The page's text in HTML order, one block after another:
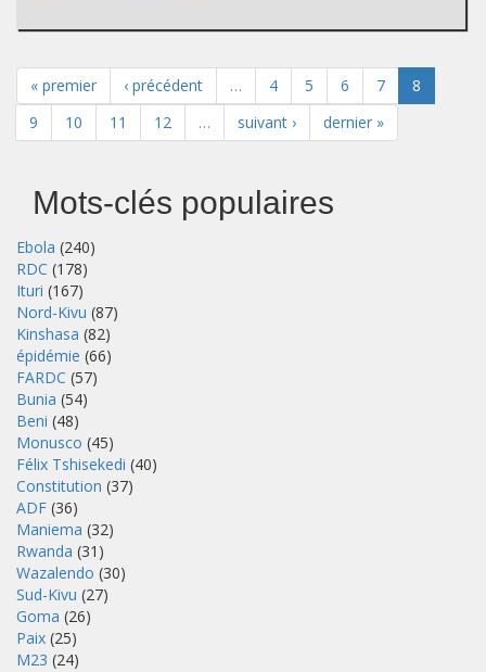
« premier ‹ précédent … 4 5 6 7
8
9
10 11 12 … suivant › dernier »
Mots-clés populaires
Ebola (240)
RDC (178)
Ituri (167)
Nord-Kivu (87)
Kinshasa (82)
épidémie (66)
FARDC (57)
Bunia (54)
Beni (48)
Monusco (45)
Félix Tshisekedi (40)
Constitution (37)
ADF (36)
Maniema (32)
Rwanda (31)
Wazalendo (30)
Sud-Kivu (27)
Goma (26)
Paix (25)
M23 (24)